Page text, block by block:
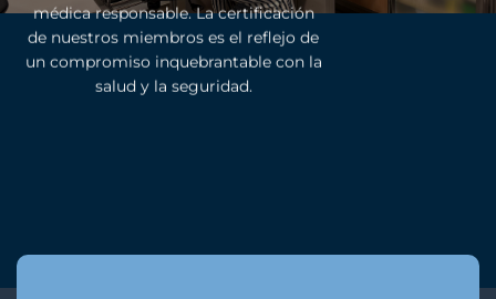
médica responsable. La certificación
de nuestros miembros es el reflejo de
un compromiso inquebrantable con la
salud y la seguridad.